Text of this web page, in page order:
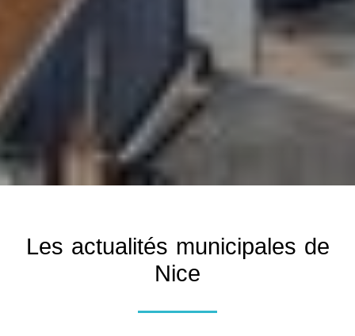
Les actualités municipales de
Nice